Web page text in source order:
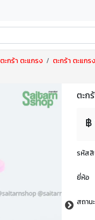
ตะกร้า ตะแกรง ตะกร้า ตะแกร
ตะก
฿
รหัส
ยี่ห้อ
สถานะ